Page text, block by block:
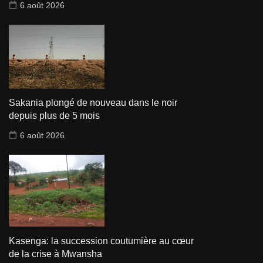
6 août 2026
Sakania plongé de nouveau dans le noir
depuis plus de 5 mois
6 août 2026
Kasenga: la succession coutumière au cœur
de la crise à Mwansha